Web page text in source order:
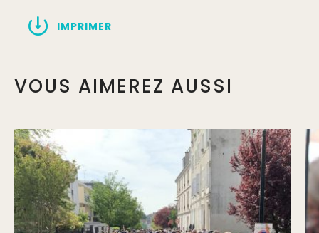
IMPRIMER
VOUS AIMEREZ AUSSI